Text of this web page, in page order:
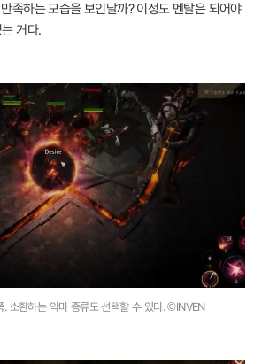
족하는 모습을 보인달까? 이정도 멘탈은 되어야
거다.
. 소환하는 악마 종류도 선택할 수 있다. ©INVEN